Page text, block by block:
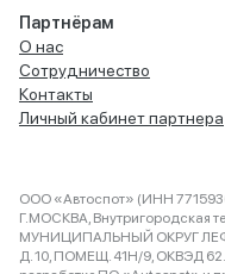
Партнёрам
О нас
Сотрудничество
Контакты
Личный кабинет партнера
ООО «Автоспот» (ИНН
Г.МОСКВА, Внутригородская
МУНИЦИПАЛЬНЫЙ ОКРУГ
Д. 10, ПОМЕЩ. 41Н/9, ОКВЭД